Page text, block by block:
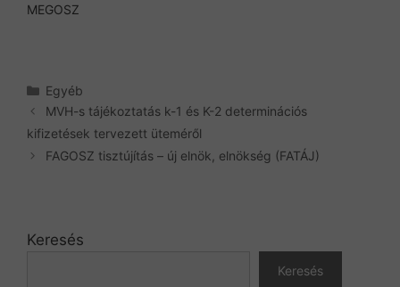
MEGOSZ
Kategória
Egyéb
MVH-s tájékoztatás k-1 és K-2 determinációs
kifizetések tervezett üteméről
FAGOSZ tisztújítás – új elnök, elnökség (FATÁJ)
Keresés
Keresés